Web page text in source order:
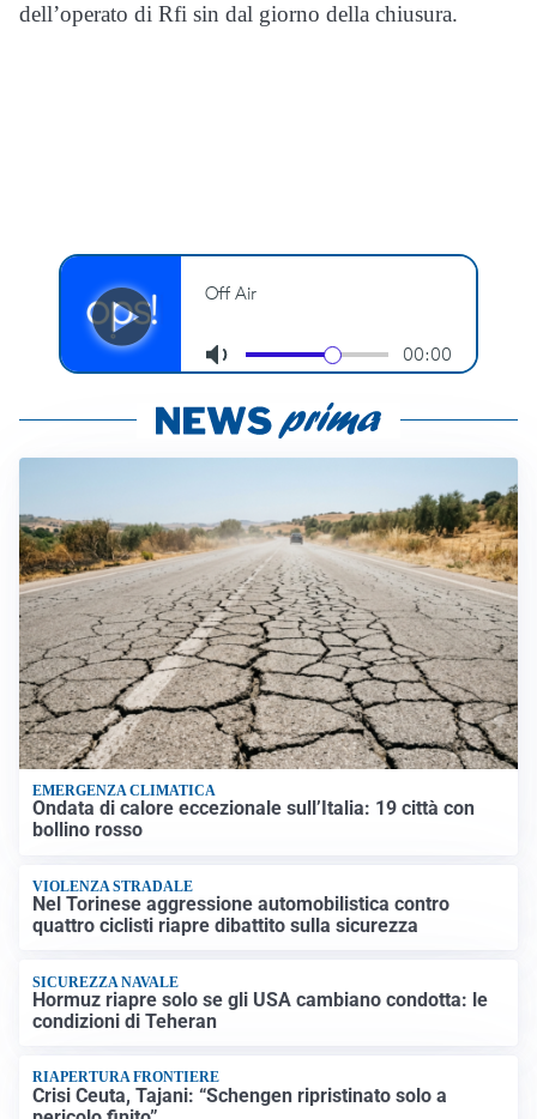
dell’operato di Rfi sin dal giorno della chiusura.
EMERGENZA CLIMATICA
Ondata di calore eccezionale sull’Italia: 19 città con
bollino rosso
VIOLENZA STRADALE
Nel Torinese aggressione automobilistica contro
quattro ciclisti riapre dibattito sulla sicurezza
SICUREZZA NAVALE
Hormuz riapre solo se gli USA cambiano condotta: le
condizioni di Teheran
RIAPERTURA FRONTIERE
Crisi Ceuta, Tajani: “Schengen ripristinato solo a